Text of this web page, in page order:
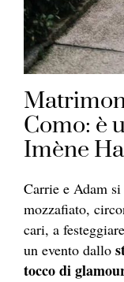
Como: è
Imène
Carrie e Adam
mozzafiato,
cari, a
un evento dallo
tocco di